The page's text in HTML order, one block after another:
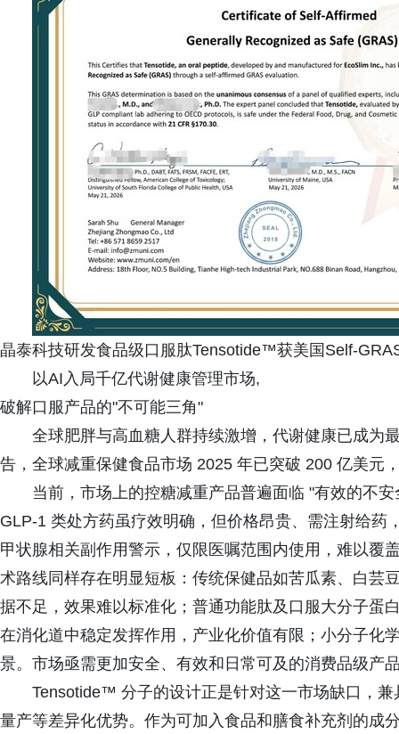
晶泰科技研发食品级口服肽Tensotide™获美国Self-
以AI入局千亿代谢健康管理市场,
破解口服产品的"不可能三角"
全球肥胖与高血糖人群持续激增，代谢健康已成为
告，全球减重保健食品市场 2025 年已突破 200 亿美元
当前，市场上的控糖减重产品普遍面临 "有效的不
GLP-1 类处方药虽疗效明确，但价格昂贵、需注射给
甲状腺相关副作用警示，仅限医嘱范围内使用，难以覆
术路线同样存在明显短板：传统保健品如苦瓜素、白芸
据不足，效果难以标准化；普通功能肽及口服大分子蛋
在消化道中稳定发挥作用，产业化价值有限；小分子化
景。市场亟需更加安全、有效和日常可及的消费品级产
Tensotide™ 分子的设计正是针对这一市场缺口，
量产等差异化优势。作为可加入食品和膳食补充剂的成